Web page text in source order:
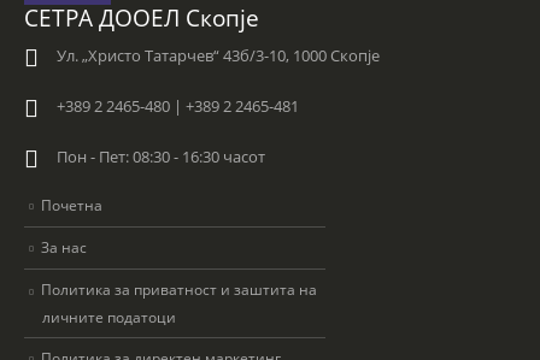
СЕТРА ДООЕЛ Скопје
Ул. „Христо Татарчев“ 43б/3-10, 1000 Скопје
+389 2 2465-480 | +389 2 2465-481
Пон - Пет: 08:30 - 16:30 часот
Почетна
За нас
Политика за приватност и заштита на
личните податоци